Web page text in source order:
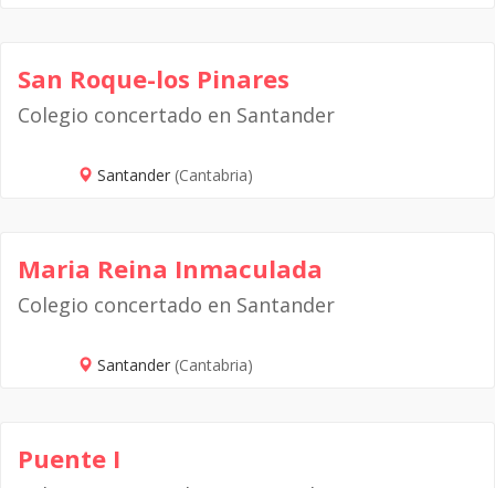
San Roque-los Pinares
Colegio concertado en Santander
Santander (Cantabria)
Maria Reina Inmaculada
Colegio concertado en Santander
Santander (Cantabria)
Puente I